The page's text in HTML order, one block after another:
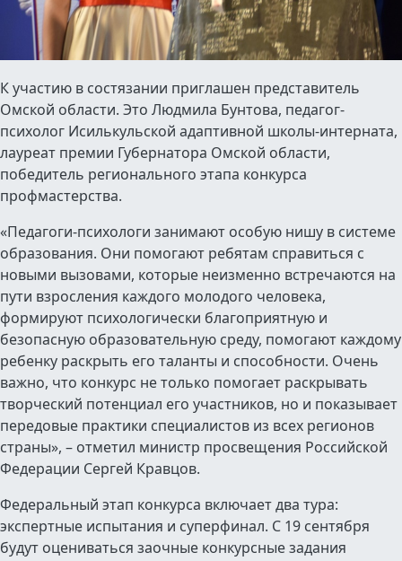
К участию в состязании приглашен представитель
Омской области. Это Людмила Бунтова, педагог-
психолог Исилькульской адаптивной школы-интерната,
лауреат премии Губернатора Омской области,
победитель регионального этапа конкурса
профмастерства.
«Педагоги-психологи занимают особую нишу в системе
образования. Они помогают ребятам справиться с
новыми вызовами, которые неизменно встречаются на
пути взросления каждого молодого человека,
формируют психологически благоприятную и
безопасную образовательную среду, помогают каждому
ребенку раскрыть его таланты и способности. Очень
важно, что конкурс не только помогает раскрывать
творческий потенциал его участников, но и показывает
передовые практики специалистов из всех регионов
страны», – отметил министр просвещения Российской
Федерации Сергей Кравцов.
Федеральный этап конкурса включает два тура:
экспертные испытания и суперфинал. С 19 сентября
будут оцениваться заочные конкурсные задания